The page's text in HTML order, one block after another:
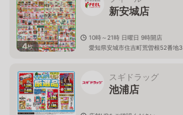
4枚
新安城店
10時～21時 日曜日 9時開店
愛知県安城市住吉町荒曽根52番地3
スギドラッグ
池浦店